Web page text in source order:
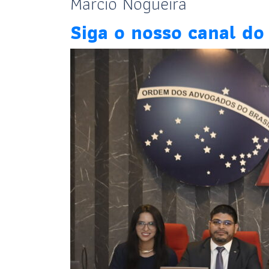
Siga o nosso canal